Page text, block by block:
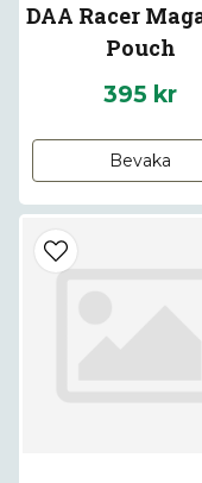
DAA Racer
Pouch
395 kr
Bevaka